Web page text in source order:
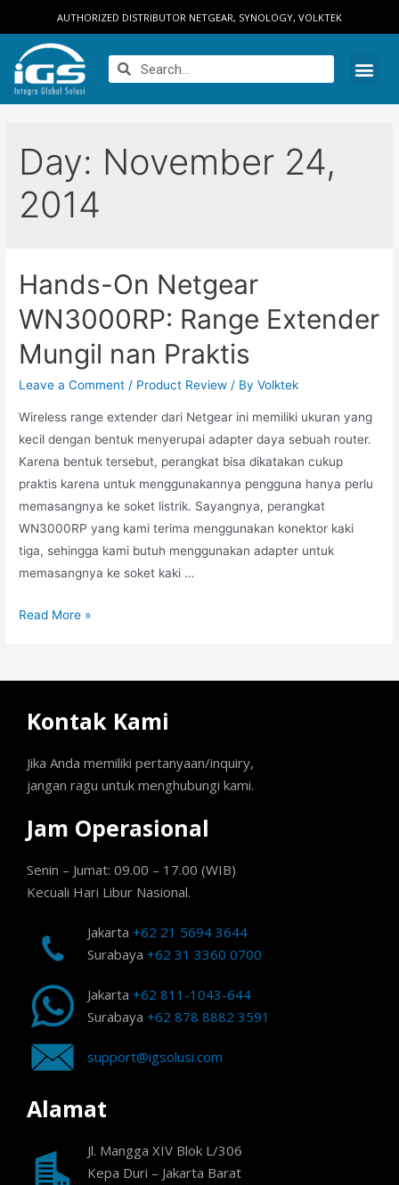
AUTHORIZED DISTRIBUTOR NETGEAR, SYNOLOGY, VOLKTEK
Day: November 24,
2014
Hands-On Netgear
WN3000RP: Range Extender
Mungil nan Praktis
Leave a Comment / Product Review / ByVolktek
Wireless range extender dari Netgear ini memiliki ukuran yang
kecil dengan bentuk menyerupai adapter daya sebuah router.
Karena bentuk tersebut, perangkat bisa dikatakan cukup
praktis karena untuk menggunakannya pengguna hanya perlu
memasangnya ke soket listrik. Sayangnya, perangkat
WN3000RP yang kami terima menggunakan konektor kaki
tiga, sehingga kami butuh menggunakan adapter untuk
memasangnya ke soket kaki …
Read More »
Kontak Kami
Jika Anda memiliki pertanyaan/inquiry,
jangan ragu untuk menghubungi kami.
Jam Operasional
Senin – Jumat: 09.00 – 17.00 (WIB)
Kecuali Hari Libur Nasional.
Jakarta +62 21 5694 3644
Surabaya +62 31 3360 0700
Jakarta +62 811-1043-644
Surabaya +62 878 8882 3591
support@igsolusi.com
Alamat
Jl. Mangga XIV Blok L/306
Kepa Duri – Jakarta Barat